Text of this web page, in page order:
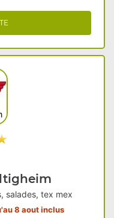
salades, tex mex
8 aout inclus